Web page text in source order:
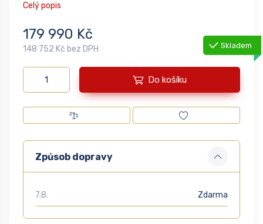
Celý popis
179 990 Kč
148 752 Kč bez DPH Skladem
Do košíku
Způsob dopravy
7.8. Zdarma